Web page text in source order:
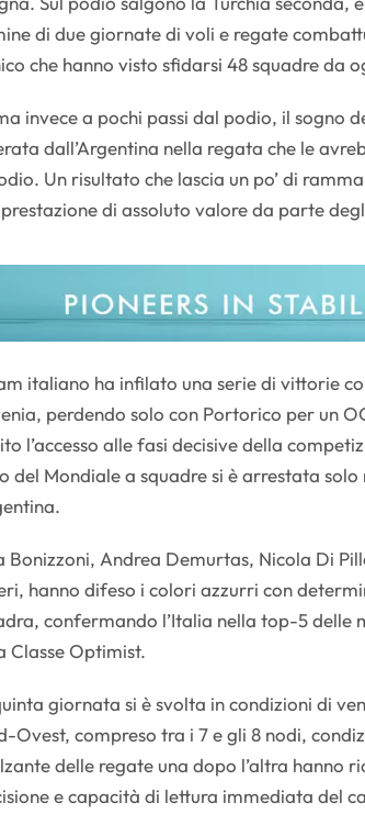
di due giornate di voli e regate
che hanno visto sfidarsi 48 squadre da
invece a pochi passi dal podio, il sogno
dall’Argentina nella regata che le
Un risultato che lascia un po’ di
di assoluto valore da parte
italiano ha infilato una serie di vittorie
perdendo solo con Portorico per un
l’accesso alle fasi decisive della
del Mondiale a squadre si è arrestata solo
Bonizzoni, Andrea Demurtas, Nicola Di
hanno difeso i colori azzurri con
confermando l’Italia nella top-5 delle
Classe Optimist.
giornata si è svolta in condizioni di
Ovest, compreso tra i 7 e gli 8 nodi,
delle regate una dopo l’altra hanno
e capacità di lettura immediata del